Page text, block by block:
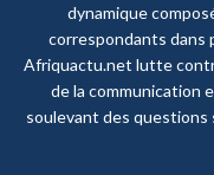
dynamique
correspondants dans
Afriquactu.net lutte
de la communication
soulevant des questions